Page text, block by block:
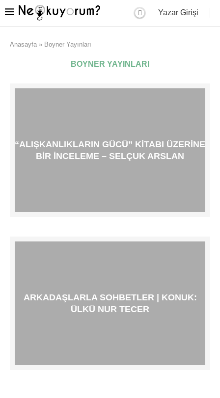
Yazar Girişi
Anasayfa » Boyner Yayınları
BOYNER YAYINLARI
“ALIŞKANLIKLARIN GÜCÜ” KITABI ÜZERINE
BIR İNCELEME – SELÇUK ARSLAN
ARKADAŞLARLA SOHBETLER | KONUK:
ÜLKÜ NUR TECER